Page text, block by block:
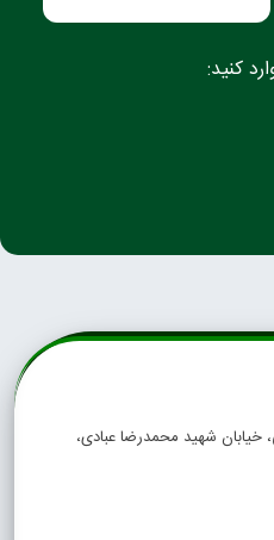
کنید:
خیابان شهید محمدرضا عبادی،